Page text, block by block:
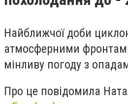
Найближчої доби
атмосферними
мінливу погоду з
Про це повідомила